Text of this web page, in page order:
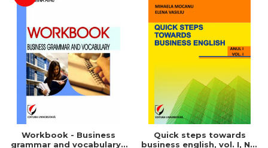
Workbook - Business
grammar and vocabulary -
Quick steps towards
business english, vol. I, No.